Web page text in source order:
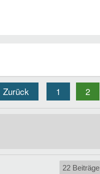
Zurück 1 2
22 Beiträge